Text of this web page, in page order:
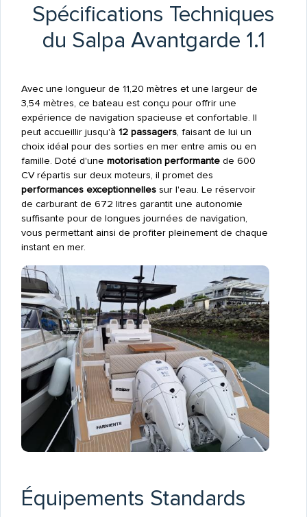
Spécifications Techniques
du Salpa Avantgarde 1.1
Avec une longueur de 11,20 mètres et une largeur de
3,54 mètres, ce bateau est conçu pour offrir une
expérience de navigation spacieuse et confortable. Il
peut accueillir jusqu'à 12 passagers, faisant de lui un
choix idéal pour des sorties en mer entre amis ou en
famille. Doté d'une motorisation performantede 600
CV répartis sur deux moteurs, il promet des
performances exceptionnellessur l'eau. Le réservoir
de carburant de 672 litres garantit une autonomie
suffisante pour de longues journées de navigation,
vous permettant ainsi de profiter pleinement de chaque
instant en mer.
Équipements Standards